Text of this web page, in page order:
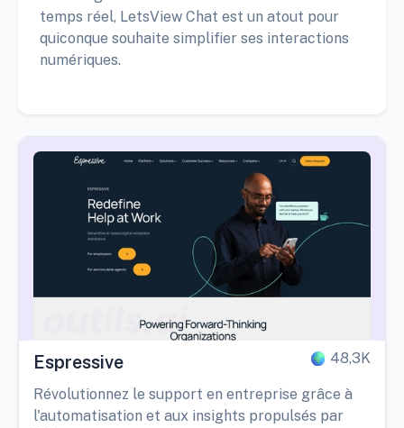
temps réel, LetsView Chat est un atout pour
quiconque souhaite simplifier ses interactions
numériques.
Espressive 48,3K
Révolutionnez le support en entreprise grâce à
l'automatisation et aux insights propulsés par